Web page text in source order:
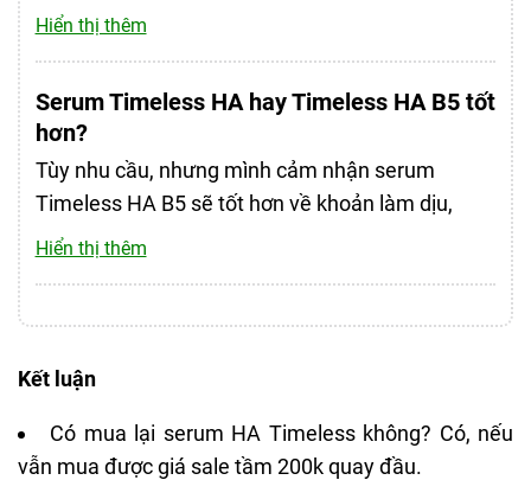
da với công thức đơn giản, hiệu quả và thành
Hiển thị thêm
Serum Timeless HA hay Timeless HA B5 tốt
hơn?
Tùy nhu cầu, nhưng mình cảm nhận serum
Timeless HA B5 sẽ tốt hơn về khoản làm dịu,
phục hồi (tất nhiên, giá cao hơn mà). Còn serum
Hiển thị thêm
Kết luận
Có mua lại serum HA Timeless không? Có, nếu
vẫn mua được giá sale tầm 200k quay đầu.